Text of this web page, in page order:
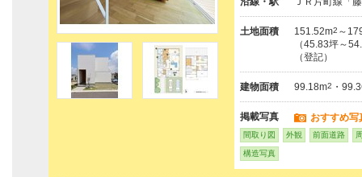
土地面積 151.52m2 ～
（45.83坪～
（登記）
建物面積 99.18m2 ・
掲載写真 おすすめ写
間取り図 外観 前面道路
構造写真